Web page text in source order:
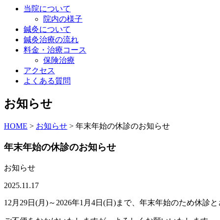
当院について
院内の様子
鍼灸について
鍼灸治療の流れ
料金・治療コース
保険治療
アクセス
よくある質問
お知らせ
HOME > お知らせ > 年末年始の休診のお知らせ
年末年始の休診のお知らせ
お知らせ
2025.11.17
12月29日(月)～2026年1月4日(日)まで、年末年始のため休診と